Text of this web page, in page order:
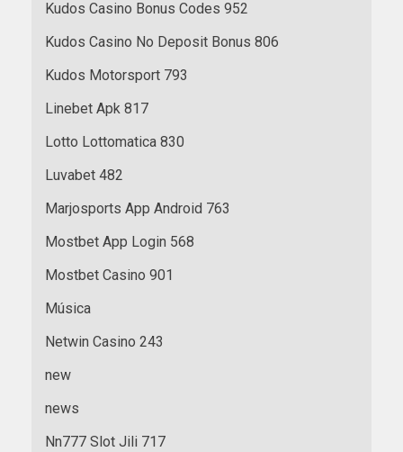
Kudos Casino Bonus Codes 952
Kudos Casino No Deposit Bonus 806
Kudos Motorsport 793
Linebet Apk 817
Lotto Lottomatica 830
Luvabet 482
Marjosports App Android 763
Mostbet App Login 568
Mostbet Casino 901
Música
Netwin Casino 243
new
news
Nn777 Slot Jili 717